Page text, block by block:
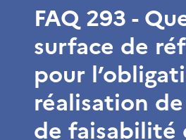
FAQ 293 -
surface de
pour
réalisation
de faisabilité